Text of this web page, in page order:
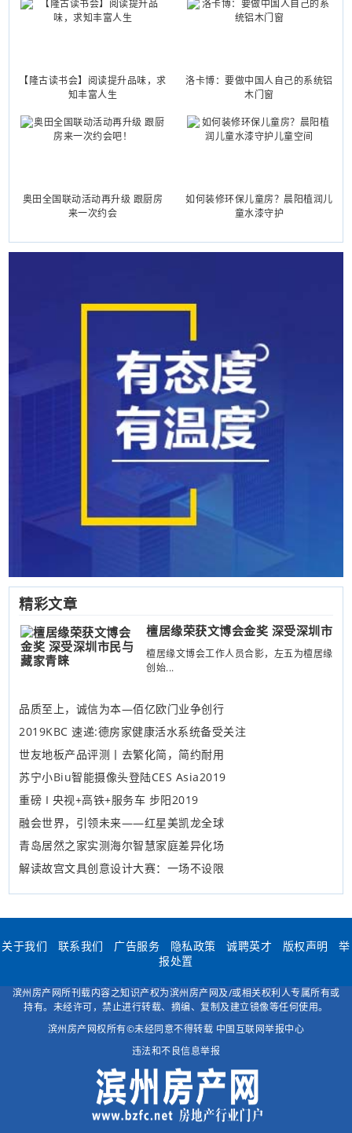
【隆古读书会】阅读提升品味，求
知丰富人生
洛卡博：要做中国人自己的系统铝
木门窗
奥田全国联动活动再升级 跟厨房
来一次约会
如何装修环保儿童房？晨阳植润儿
童水漆守护
精彩文章
檀居缘荣获文博会金奖 深受深圳市
檀居缘文博会工作人员合影，左五为檀居缘
创始...
品质至上，诚信为本—佰亿欧门业争创行
2019KBC 速递:德房家健康活水系统备受关注
世友地板产品评测丨去繁化简，简约耐用
苏宁小Biu智能摄像头登陆CES Asia2019
重磅 I 央视+高铁+服务车 步阳2019
融会世界，引领未来——红星美凯龙全球
青岛居然之家实测海尔智慧家庭差异化场
解读故宫文具创意设计大赛：一场不设限
关于我们 联系我们 广告服务 隐私政策 诚聘英才 版权声明
举
报处置
滨州房产网所刊载内容之知识产权为滨州房产网及/或相关权利人专属所有或
持有。未经许可，禁止进行转载、摘编、复制及建立镜像等任何使用。
滨州房产网权所有©未经同意不得转载 中国互联网举报中心
违法和不良信息举报